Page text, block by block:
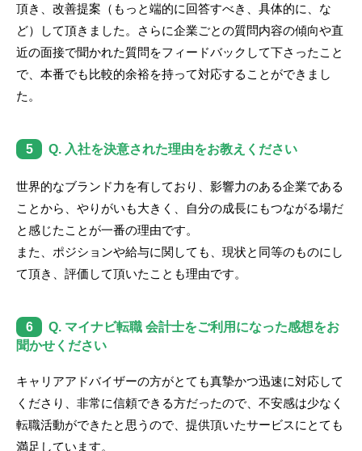
頂き、改善提案（もっと端的に回答すべき、具体的に、な
ど）して頂きました。さらに企業ごとの質問内容の傾向や直
近の面接で聞かれた質問をフィードバックして下さったこと
で、本番でも比較的余裕を持って対応することができまし
た。
5 Q. 入社を決意された理由をお教えください
世界的なブランド力を有しており、影響力のある企業である
ことから、やりがいも大きく、自分の成長にもつながる場だ
と感じたことが一番の理由です。
また、ポジションや給与に関しても、現状と同等のものにし
て頂き、評価して頂いたことも理由です。
6
Q. マイナビ転職 会計士をご利用になった感想をお
聞かせください
キャリアアドバイザーの方がとても真摯かつ迅速に対応して
くださり、非常に信頼できる方だったので、不安感は少なく
転職活動ができたと思うので、提供頂いたサービスにとても
満足しています。